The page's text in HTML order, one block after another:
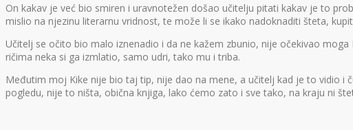
On kakav je već bio smiren i uravnotežen došao učitelju pitati kakav je to
mislio na njezinu literarnu vridnost, te može li se ikako nadoknaditi šteta,
Učitelj se očito bio malo iznenadio i da ne kažem zbunio, nije očekivao
ričima neka si ga izmlatio, samo udri, tako mu i triba.
Međutim moj Kike nije bio taj tip, nije dao na mene, a učitelj kad je to vidio
pogledu, nije to ništa, obična knjiga, lako ćemo zato i sve tako, na kraju ni